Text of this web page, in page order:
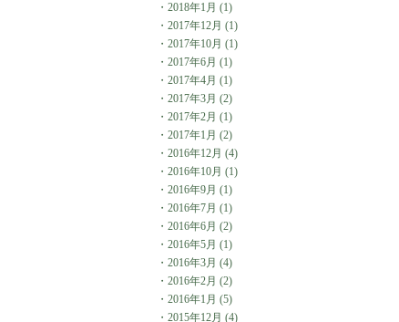
・ 2018年1月 (1)
・ 2017年12月 (1)
・ 2017年10月 (1)
・ 2017年6月 (1)
・ 2017年4月 (1)
・ 2017年3月 (2)
・ 2017年2月 (1)
・ 2017年1月 (2)
・ 2016年12月 (4)
・ 2016年10月 (1)
・ 2016年9月 (1)
・ 2016年7月 (1)
・ 2016年6月 (2)
・ 2016年5月 (1)
・ 2016年3月 (4)
・ 2016年2月 (2)
・ 2016年1月 (5)
・ 2015年12月 (4)